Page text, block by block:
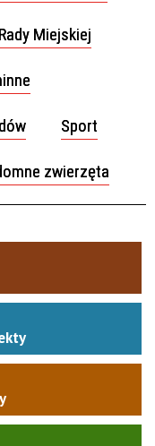
Miejskiej
Sport
zwierzęta